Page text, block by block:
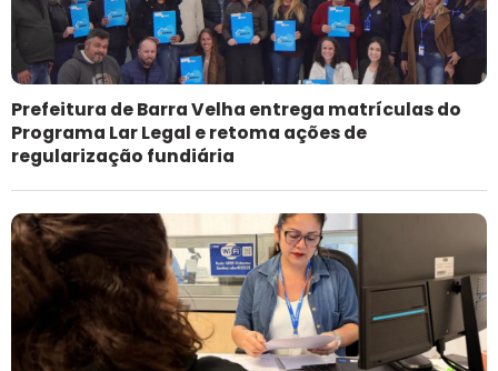
Prefeitura de Barra Velha entrega matrículas do
Programa Lar Legal e retoma ações de
regularização fundiária